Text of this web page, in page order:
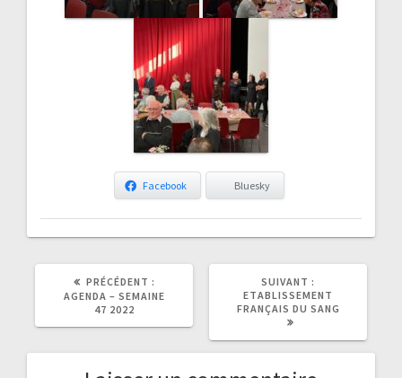
Facebook Bluesky
PRÉCÉDENT :
ARTICLE
PRÉCÉDENT
AGENDA – SEMAINE
47 2022
SUIVANT :
ARTICLE
ETABLISSEMENT
FRANÇAIS DU SANG